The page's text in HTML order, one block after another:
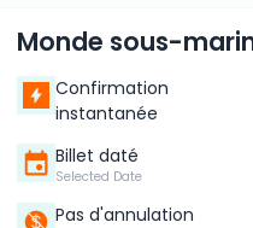
Monde sous-
Confirmation
instantanée
Billet daté
Selected Date
Pas d'annulation